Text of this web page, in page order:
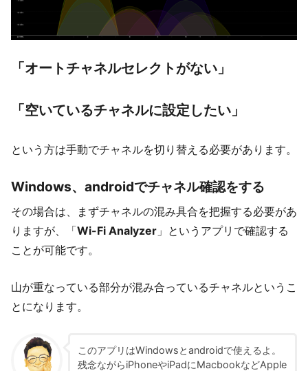
「オートチャネルセレクトがない」
「空いているチャネルに設定したい」
という方は手動でチャネルを切り替える必要があります。
Windows、androidでチャネル確認をする
その場合は、まずチャネルの混み具合を把握する必要があ
りますが、「Wi-Fi Analyzer 」というアプリで確認する
ことが可能です。
山が重なっている部分が混み合っているチャネルというこ
とになります。
このアプリはWindowsとandroidで使えるよ。
残念ながらiPhoneやiPadにMacbookなどApple